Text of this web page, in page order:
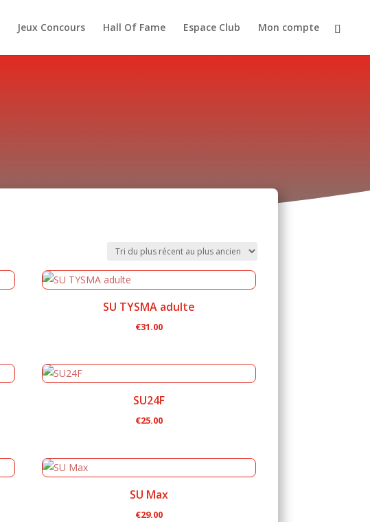
Jeux Concours Hall Of Fame Espace Club Mon compte
SU TYSMA adulte
€31.00
SU24F
€25.00
SU Max
€29.00